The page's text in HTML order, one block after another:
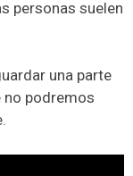
personas suelen
una parte
no podremos